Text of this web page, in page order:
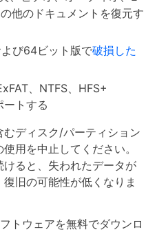
他のドキュメントを復元す
び64ビット版で破損した
、NTFS、HFS+
ートする
ディスク/パーティション
用を中止してください。
ると、失われたデータが
旧の可能性が低くなりま
トウェアを無料でダウンロ